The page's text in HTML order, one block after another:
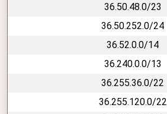
36.50.48.0/23
36.50.252.0/24
36.52.0.0/14
36.240.0.0/13
36.255.36.0/22
36.255.120.0/22